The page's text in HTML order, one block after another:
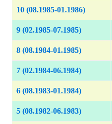
10 (08.1985-01.1986)
9 (02.1985-07.1985)
8 (08.1984-01.1985)
7 (02.1984-06.1984)
6 (08.1983-01.1984)
5 (08.1982-06.1983)